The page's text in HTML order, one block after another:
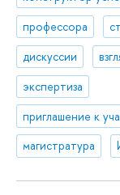
профессора
дискуссии
экспертиза
приглашение к
магистратура